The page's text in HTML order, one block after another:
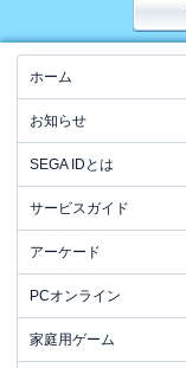
ホーム
お知らせ
SEGA IDとは
サービスガイド
アーケード
PCオンライン
家庭用ゲーム